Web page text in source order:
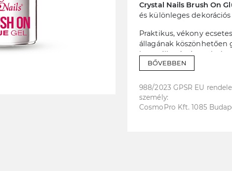
Crystal Nails Brush On
és különleges
Praktikus, vékony
állagának köszönhetően
használható – így
• Erős, megbízható
• Vékony ecset a pontos
• Megbízható tartás a
BŐVEBBEN
988/2023 GPSR EU
személy:
CosmoPro Kft. 1085